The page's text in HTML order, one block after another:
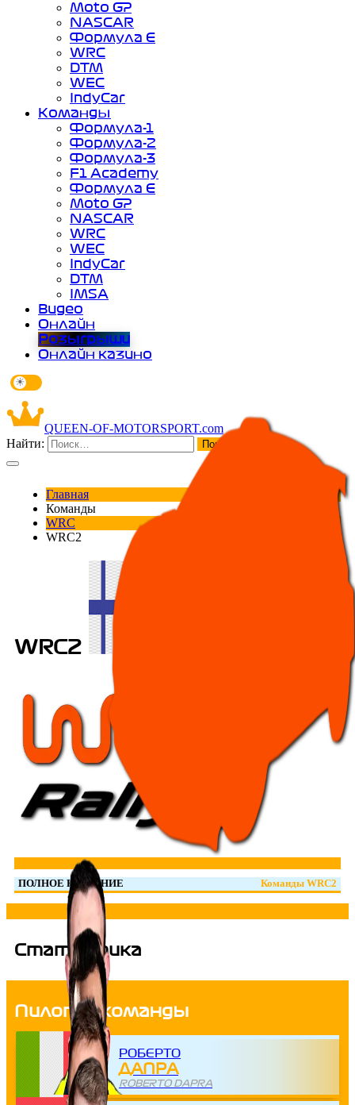
Moto GP
NASCAR
Формула Е
WRC
DTM
WEC
IndyCar
Команды
Формула-1
Формула-2
Формула-3
F1 Academy
Формула Е
Moto GP
NASCAR
WRC
WEC
IndyCar
DTM
IMSA
Видео
Онлайн
Розыгрыши
Онлайн казино
QUEEN-OF-MOTORSPORT.com
Найти:
Главная
Команды
WRC
WRC2
WRC2
ПОЛНОЕ НАЗВАНИЕ Команды WRC2
Статистика
Пилоты команды
РОБЕРТО
ДАПРА
ROBERTO DAPRA